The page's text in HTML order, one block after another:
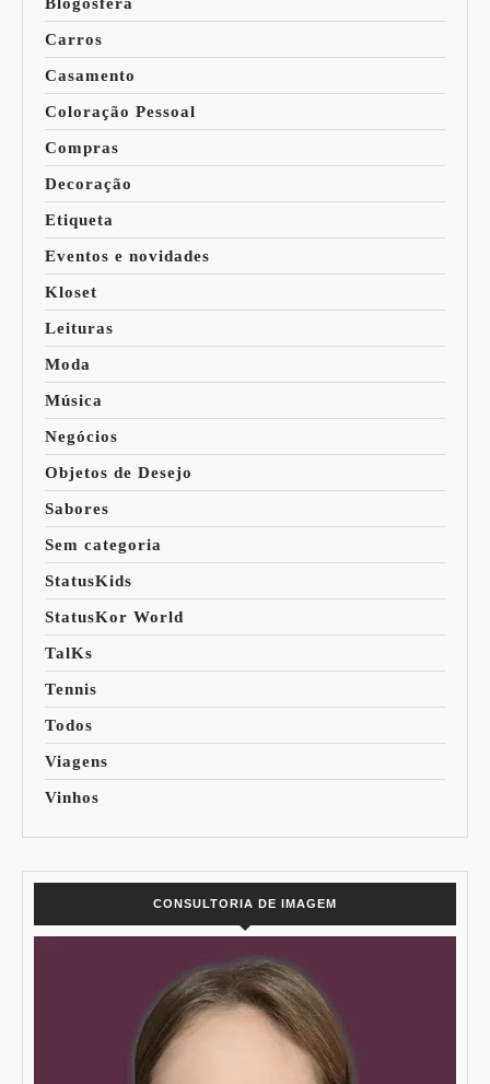
Blogosfera
Carros
Casamento
Coloração Pessoal
Compras
Decoração
Etiqueta
Eventos e novidades
Kloset
Leituras
Moda
Música
Negócios
Objetos de Desejo
Sabores
Sem categoria
StatusKids
StatusKor World
TalKs
Tennis
Todos
Viagens
Vinhos
CONSULTORIA DE IMAGEM